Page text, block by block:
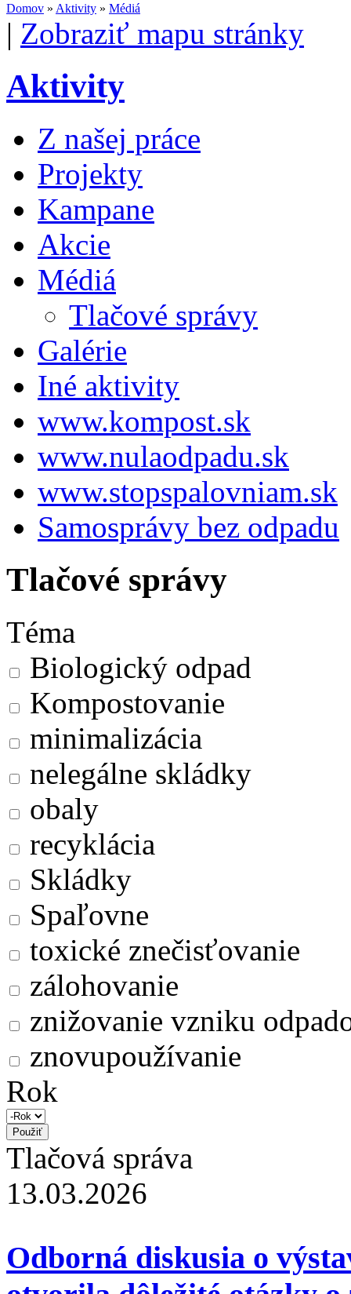
Domov » Aktivity » Médiá
| Zobraziť mapu stránky
Aktivity
Z našej práce
Projekty
Kampane
Akcie
Médiá
Tlačové správy
Galérie
Iné aktivity
www.kompost.sk
www.nulaodpadu.sk
www.stopspalovniam.sk
Samosprávy bez odpadu
Tlačové správy
Téma
Biologický odpad
Kompostovanie
minimalizácia
nelegálne skládky
obaly
recyklácia
Skládky
Spaľovne
toxické znečisťovanie
zálohovanie
znižovanie vzniku
znovupoužívanie
Rok
Tlačová správa
13.03.2026
Odborná diskusia o